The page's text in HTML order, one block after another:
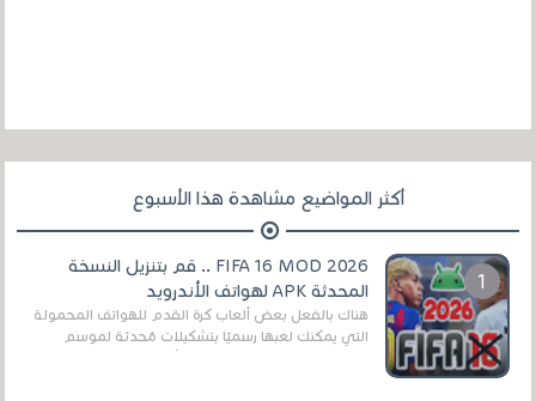
أكثر المواضيع مشاهدة هذا الأسبوع
FIFA 16 MOD 2026 .. قم بتنزيل النسخة
المحدثة APK لهواتف الأندرويد
هناك بالفعل بعض ألعاب كرة القدم للهواتف المحمولة
التي يمكنك لعبها رسميًا بتشكيلات مُحدثة لموسم